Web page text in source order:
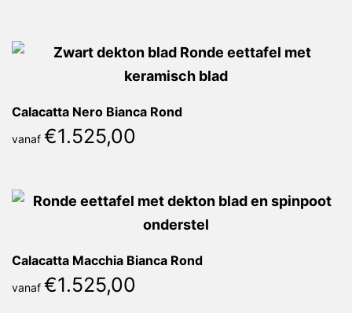
Calacatta Nero Bianca Rond
vanaf €1.525,00
Calacatta Macchia Bianca Rond
vanaf €1.525,00